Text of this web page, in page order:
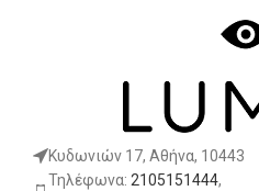
Κυδωνιών 17, Αθήνα, 10443
Τηλέφωνα: 2105151444,